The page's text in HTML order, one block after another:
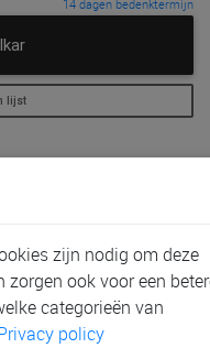
14 dagen bedenktermijn
lijst
onze
zijn nodig om deze
ook voor een
categorieën van
policy